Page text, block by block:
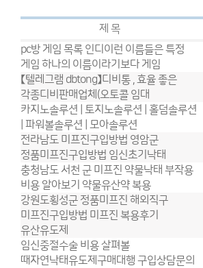
제 목
pc방 게임 목록 인디이런 이름들은 특정
게임 하나의 이름이라기보다 게임
【텔레그램 dbtong】디비통 , 효율 좋은
각종디비판매업체(오토콜 임대
카지노솔루션 | 토지노솔루션 | 홀덤솔루션
| 파워볼솔루션 | 모아솔루션
전라남도 미프진구입방법 영암군
정품미프진구입방법 임신초기낙­태
충청남도 서천 군 미프진 약물낙태 부작용
비용 알아보기 약물유산약 복용
강원도횡성군 정품미프진 해외직구
미프진구입방법 미프진 복용후기
유산유도제
임신중절수술 비용 살펴볼
때자연낙태유도제구매대행 구입상담문의